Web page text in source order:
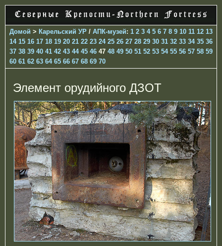
Домой > Карельский УР / АПК-музей: 1 2 3 4 5 6 7 8 9 10 11 12 13
14 15 16 17 18 19 20 21 22 23 24 25 26 27 28 29 30 31 32 33 34 35 36
37 38 39 40 41 42 43 44 45 46 47 48 49 50 51 52 53 54 55 56 57 58 59
60 61 62 63 64 65 66 67 68 69 70
Элемент орудийного ДЗОТ